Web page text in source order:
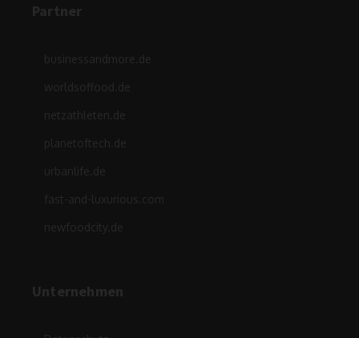
Partner
businessandmore.de
worldsoffood.de
netzathleten.de
planetoftech.de
urbanlife.de
fast-and-luxurious.com
newfoodcity.de
Unternehmen